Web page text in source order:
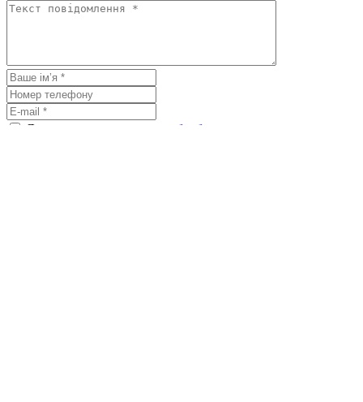
Я погоджуюсь з умовами обробки